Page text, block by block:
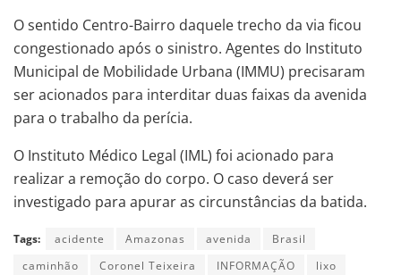
O sentido Centro-Bairro daquele trecho da via ficou
congestionado após o sinistro. Agentes do Instituto
Municipal de Mobilidade Urbana (IMMU) precisaram
ser acionados para interditar duas faixas da avenida
para o trabalho da perícia.
O Instituto Médico Legal (IML) foi acionado para
realizar a remoção do corpo. O caso deverá ser
investigado para apurar as circunstâncias da batida.
Tags: acidente Amazonas avenida
Brasil
caminhão
Coronel Teixeira INFORMAÇÃO
lixo